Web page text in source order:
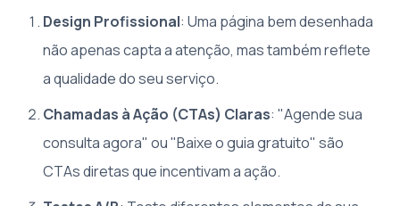
Design Profissional: Uma página bem desenhada
não apenas capta a atenção, mas também reflete
a qualidade do seu serviço.
Chamadas à Ação (CTAs) Claras: "Agende sua
consulta agora" ou "Baixe o guia gratuito" são
CTAs diretas que incentivam a ação.